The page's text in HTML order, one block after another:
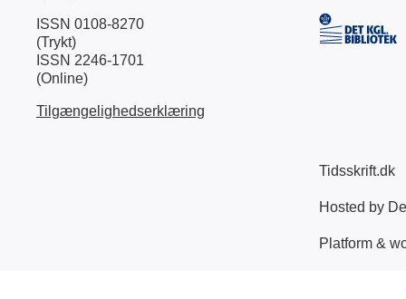
ISSN 0108-8270
(Trykt)
ISSN 2246-1701
(Online)
Tilgængelighedserklæring